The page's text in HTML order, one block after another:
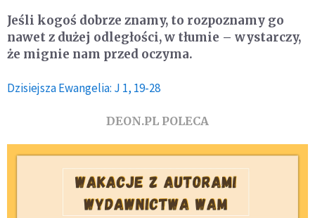
Jeśli kogoś dobrze znamy, to rozpoznamy go
nawet z dużej odległości, w tłumie – wystarczy,
że mignie nam przed oczyma.
Dzisiejsza Ewangelia: J 1, 19-28
DEON.PL POLECA